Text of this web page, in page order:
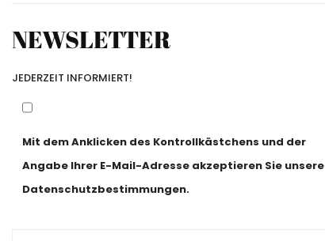
NEWSLETTER
JEDERZEIT INFORMIERT!
Mit dem Anklicken des Kontrollkästchens und der
Angabe Ihrer E-Mail-Adresse akzeptieren Sie unsere
Datenschutzbestimmungen.